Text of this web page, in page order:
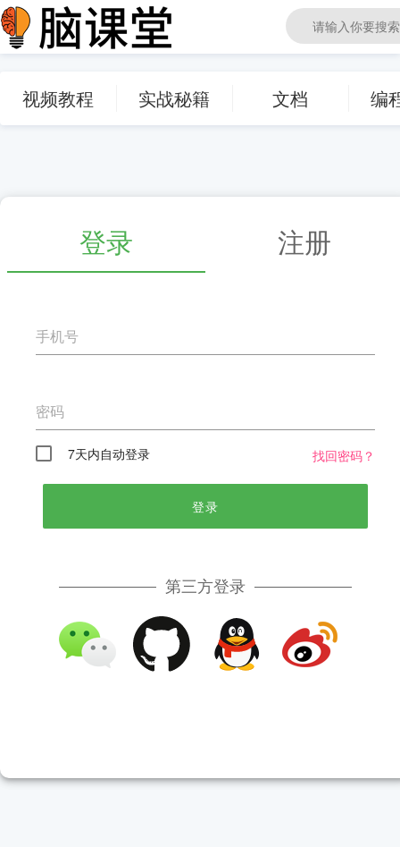
脑课堂编程教育
视频教程 实战秘籍 文档 编
登录 注册
手机号
密码
7天内自动登录 找回密码？
登录
第三方登录